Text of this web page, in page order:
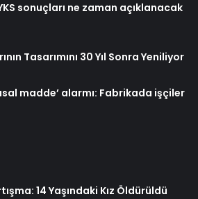
YKS sonuçları ne zaman açıklanacak
Tasarımını 30 Yıl Sonra Yeniliyor
madde’ alarmı: Fabrikada işçiler
14 Yaşındaki Kız Öldürüldü